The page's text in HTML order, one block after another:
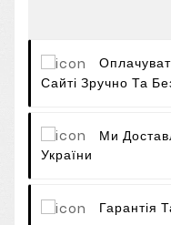
Сайті Зручно Та
Ми
України
Гарантія